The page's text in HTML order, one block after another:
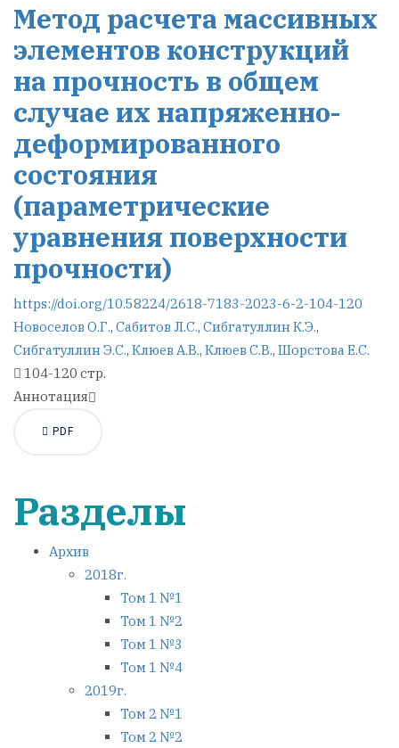
Метод расчета массивных
элементов конструкций
на прочность в общем
случае их напряженно-
деформированного
состояния
(параметрические
уравнения поверхности
прочности)
https://doi.org/10.58224/2618-7183-2023-6-2-104-120
Новоселов О.Г., Сабитов Л.С., Сибгатуллин К.Э.,
Сибгатуллин Э.С., Клюев А.В., Клюев С.В., Шорстова Е.С.
104-120 стр.
Аннотация
PDF
Разделы
Архив
2018г.
Том 1 №1
Том 1 №2
Том 1 №3
Том 1 №4
2019г.
Том 2 №1
Том 2 №2